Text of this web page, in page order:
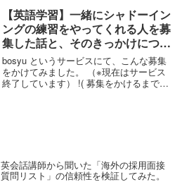
【英語学習】一緒にシャドーイン
ングの練習をやってくれる人を募
集した話と、そのきっかけについ
て
bosyu というサービスにて、こんな募集
をかけてみました。 （※現在はサービス
終了しています） !( 募集をかけるまでの
英会話講師から聞いた「海外の採用面接
質問リスト」の信頼性を検証してみた。